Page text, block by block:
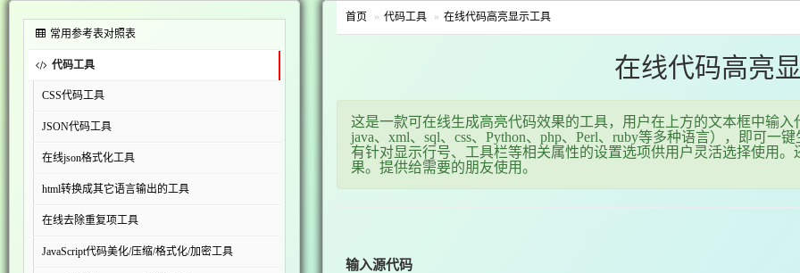
常用参考表对照表
代码工具
CSS代码工具
JSON代码工具
在线json格式化工具
html转换成其它语言输出的工具
在线去除重复项工具
JavaScript代码美化/压缩/格式化/加密工具
首页 代码工具 在线代码高亮显示工具
在线代码高亮
这是一款可在线生成高亮代码效果的工具，用户在上方的文本框中输
java、xml、sql、css、Python、php、Perl、ruby等多种语言），即可
有针对显示行号、工具栏等相关属性的设置选项供用户灵活选择使用。
果。提供给需要的朋友使用。
输入源代码